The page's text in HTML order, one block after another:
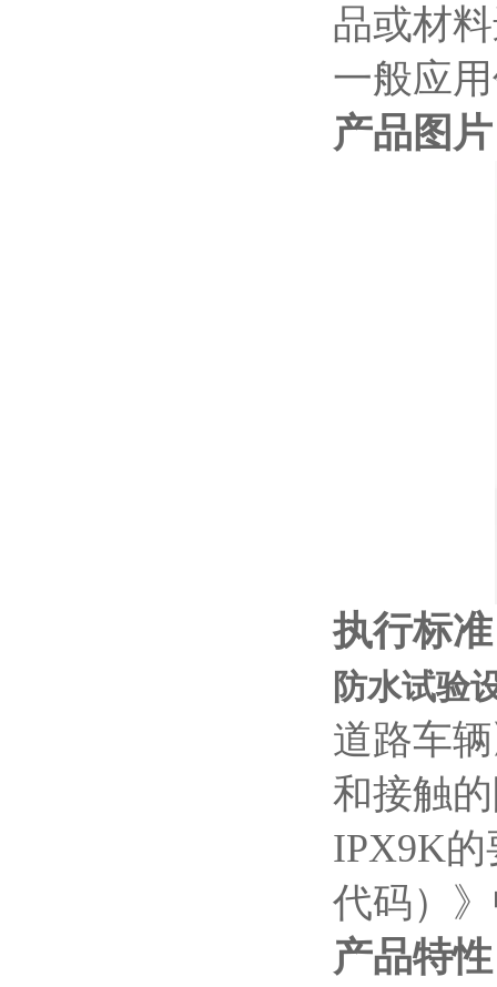
品或材
一般应
产品图片
执行标准
防水试验
道路车
和接触
IPX9K的
代码）
产品特性